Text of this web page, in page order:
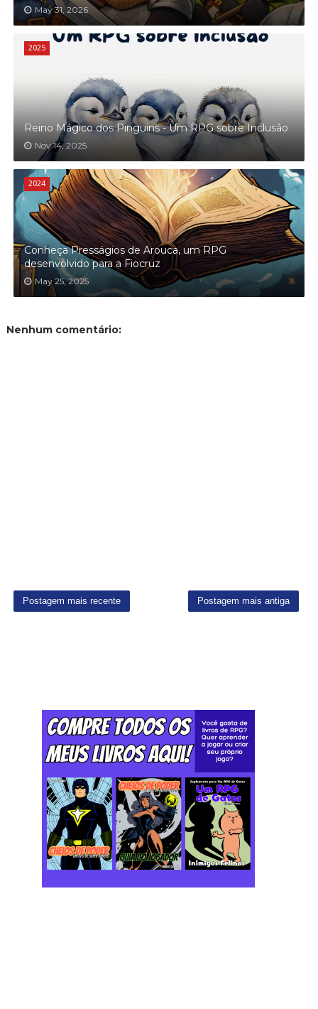
May 31, 2026
2025
Reino Mágico dos Pinguins - Um RPG sobre Inclusão
Nov 14, 2025
2024
Conheça Presságios de Arouca, um RPG
desenvolvido para a Fiocruz
May 25, 2025
Nenhum comentário:
Postagem mais recente Postagem mais antiga